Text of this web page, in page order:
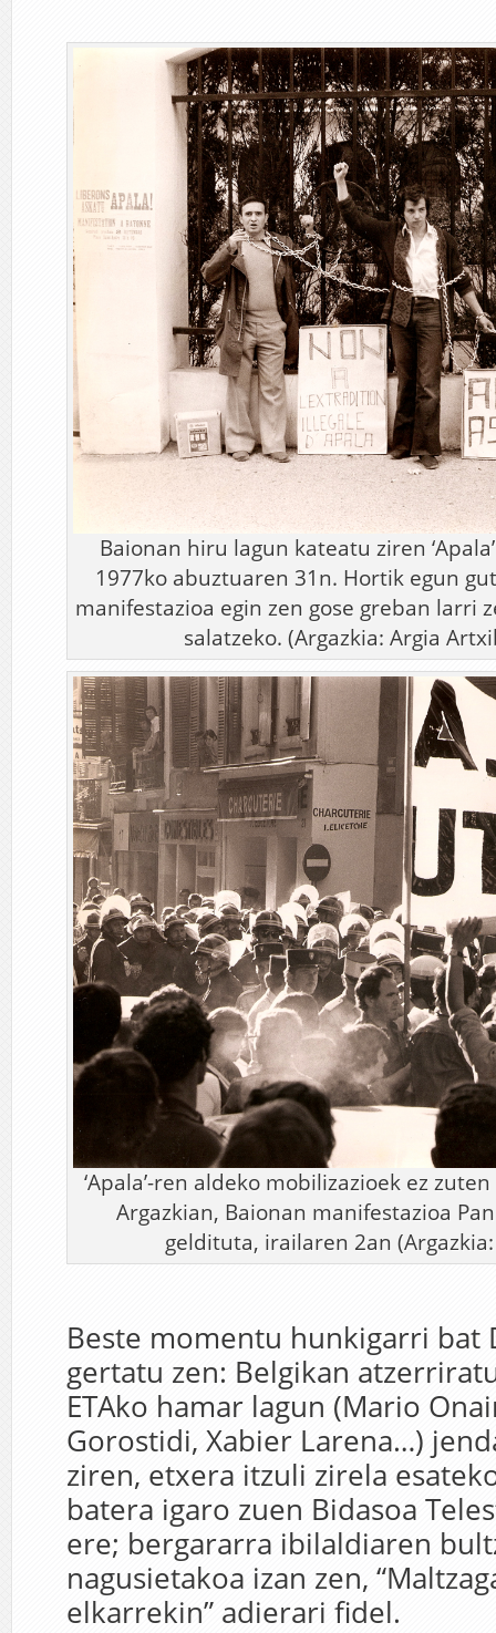
Baionan hiru lagun kateatu ziren
1977ko abuztuaren 31n. Hortik egun
manifestazioa egin zen gose greban larri
salatzeko. (Argazkia: Argia
‘Apala’-ren aldeko mobilizazioek ez
Argazkian, Baionan manifestazioa
geldituta, irailaren 2an
Beste momentu hunkigarri bat
gertatu zen: Belgikan
ETAko hamar lagun (Mario
Gorostidi, Xabier Larena…)
ziren, etxera itzuli zirela
batera igaro zuen Bidasoa
ere; bergararra ibilaldiaren
nagusietakoa izan zen,
elkarrekin” adierari fidel.